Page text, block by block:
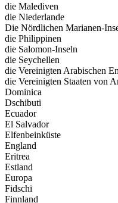
die Malediven
die Niederlande
Die Nördlichen Marianen-
die Philippinen
die Salomon-Inseln
die Seychellen
die Vereinigten Arabischen
die Vereinigten Staaten von
Dominica
Dschibuti
Ecuador
El Salvador
Elfenbeinküste
England
Eritrea
Estland
Europa
Fidschi
Finnland